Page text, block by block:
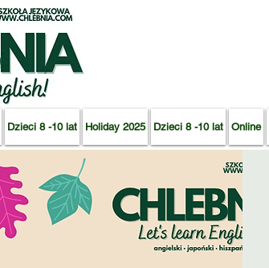
Dzieci 8 -10 lat Holiday 2025 Dzieci 8 -10 lat Online